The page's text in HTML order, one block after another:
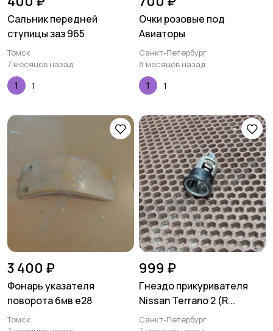
Сальник передней
ступицы заз 965
Томск
7 месяцев назад
1
Очки розовые под
Авиаторы
Санкт-Петербург
8 месяцев назад
1
3 400 ₽
Фонарь указателя
поворота бмв е28
Томск
999 ₽
Гнездо прикуривателя
Nissan Terrano 2 (R...
Санкт-Петербург